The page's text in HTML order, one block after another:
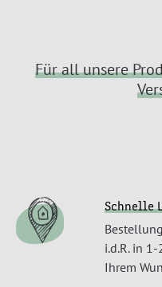
Für all unsere
Schnelle
i.d.R. in
Ihrem